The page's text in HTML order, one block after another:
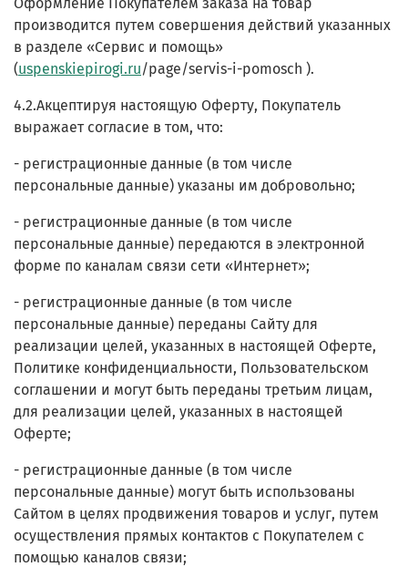
производится путем совершения действий указанных
в разделе «Сервис и помощь»
(uspenskiepirogi.ru/page/servis-i-pomosch ).
4.2.Акцептируя настоящую Оферту, Покупатель
выражает согласие в том, что:
- регистрационные данные (в том числе
персональные данные) указаны им добровольно;
- регистрационные данные (в том числе
персональные данные) передаются в электронной
форме по каналам связи сети «Интернет»;
- регистрационные данные (в том числе
персональные данные) переданы Сайту для
реализации целей, указанных в настоящей Оферте,
Политике конфиденциальности, Пользовательском
соглашении и могут быть переданы третьим лицам,
для реализации целей, указанных в настоящей
Оферте;
- регистрационные данные (в том числе
персональные данные) могут быть использованы
Сайтом в целях продвижения товаров и услуг, путем
осуществления прямых контактов с Покупателем с
помощью каналов связи;